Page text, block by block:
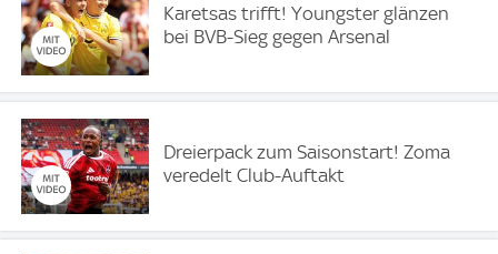
Karetsas trifft! Youngster glänzen
bei BVB-Sieg gegen Arsenal
Dreierpack zum Saisonstart! Zoma
veredelt Club-Auftakt